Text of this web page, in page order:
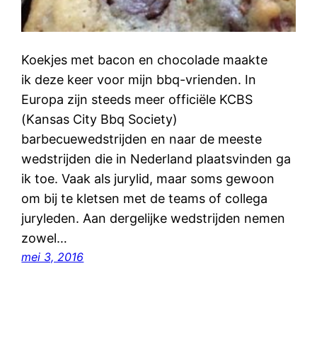
Koekjes met bacon en chocolade maakte
ik deze keer voor mijn bbq-vrienden. In
Europa zijn steeds meer officiële KCBS
(Kansas City Bbq Society)
barbecuewedstrijden en naar de meeste
wedstrijden die in Nederland plaatsvinden ga
ik toe. Vaak als jurylid, maar soms gewoon
om bij te kletsen met de teams of collega
juryleden. Aan dergelijke wedstrijden nemen
zowel…
mei 3, 2016